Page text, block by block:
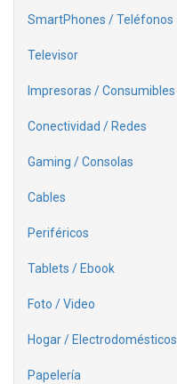
SmartPhones / Teléfonos
Televisor
Impresoras / Consumibles
Conectividad / Redes
Gaming / Consolas
Cables
Periféricos
Tablets / Ebook
Foto / Video
Hogar / Electrodomésticos
Papelería